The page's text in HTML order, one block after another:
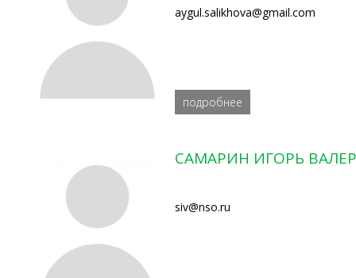
aygul.salikhova@gmail.com
подробнее
САМАРИН ИГОРЬ
siv@nso.ru